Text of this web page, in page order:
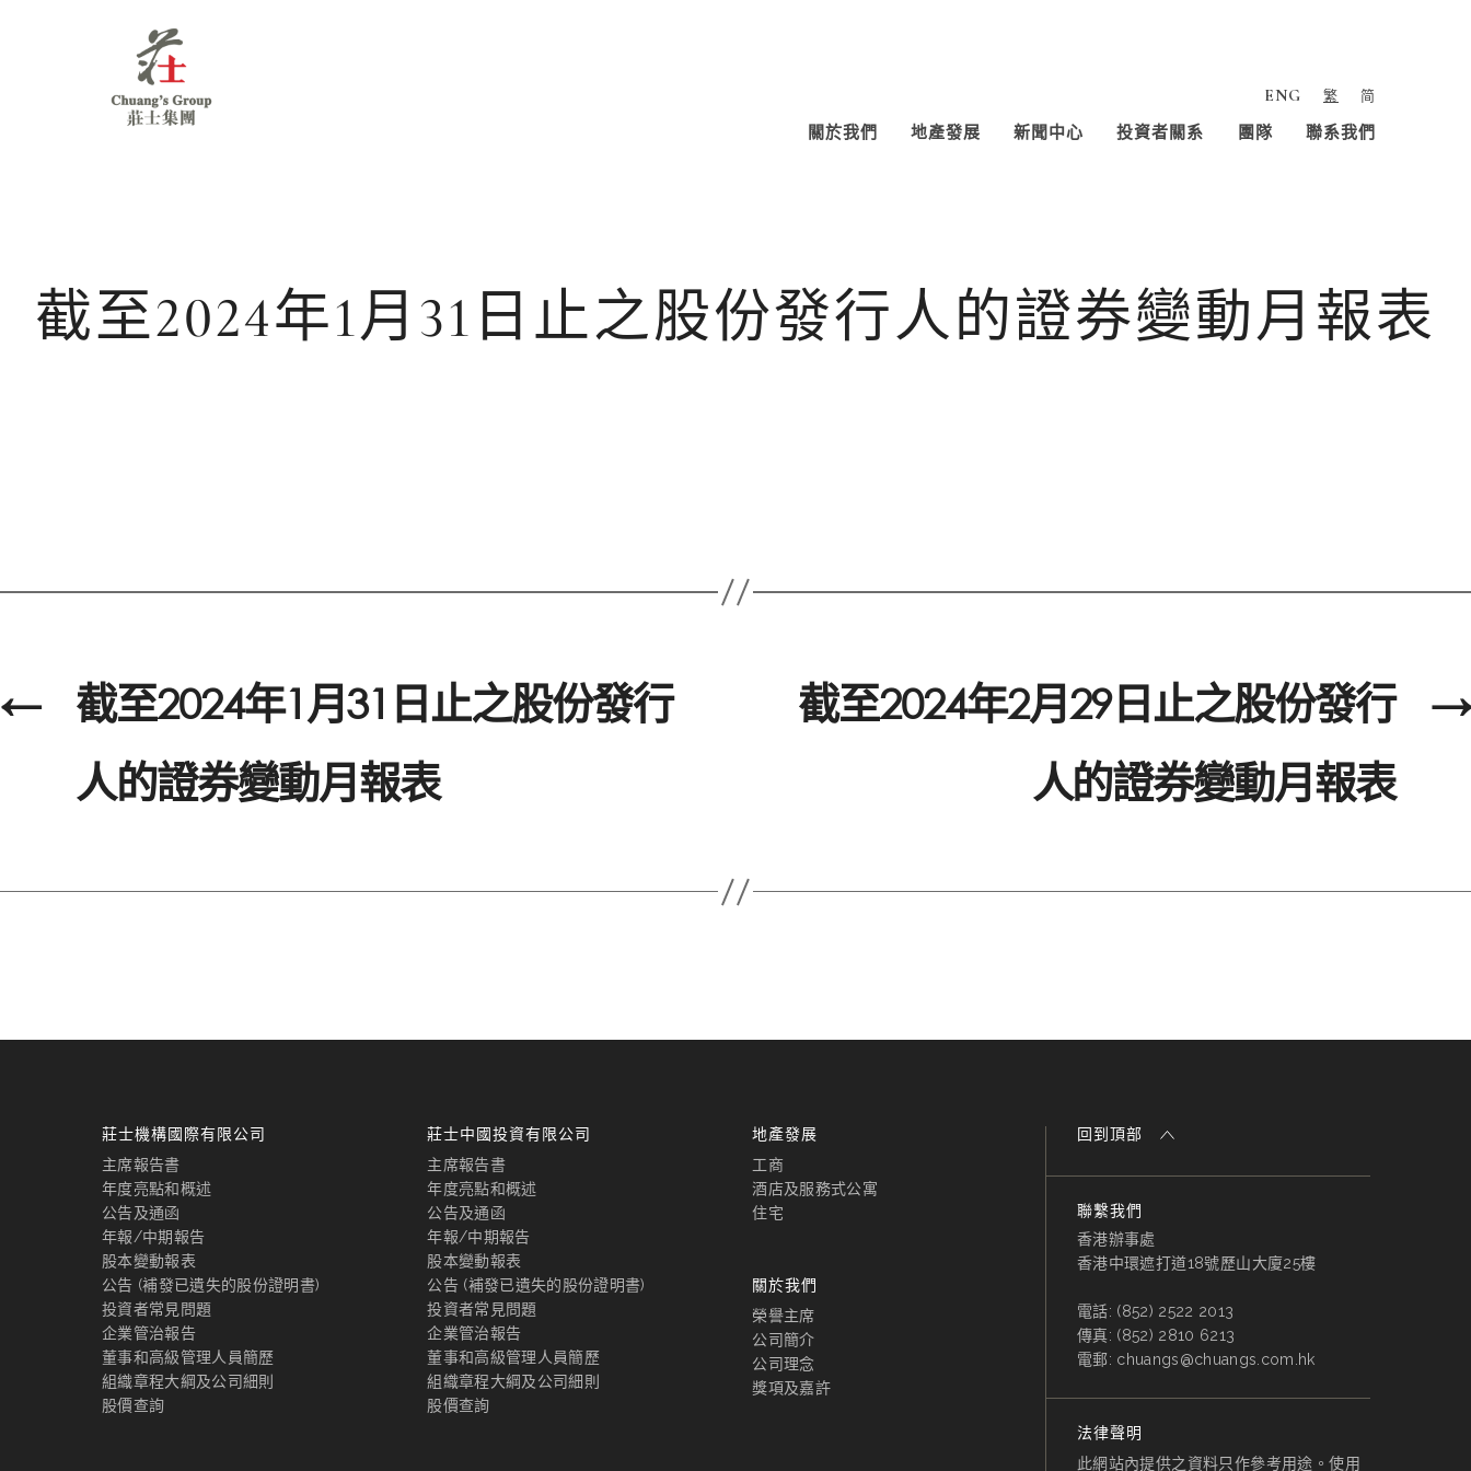
ENG 繁 简
關於我們 地產發展 新聞中心 投資者關系 團隊 聯系我們
截至2024年1月31日止之股份發行人的證券變動月報表
←
截至2024年1月31日止之股份發行
人的證券變動月報表
→
截至2024年2月29日止之股份發行
人的證券變動月報表
莊士機構國際有限公司
主席報告書
年度亮點和概述
公告及通函
年報/中期報告
股本變動報表
公告 (補發已遺失的股份證明書)
投資者常見問題
企業管治報告
董事和高級管理人員簡歷
組織章程大綱及公司細則
股價查詢
莊士中國投資有限公司
主席報告書
年度亮點和概述
公告及通函
年報/中期報告
股本變動報表
公告 (補發已遺失的股份證明書)
投資者常見問題
企業管治報告
董事和高級管理人員簡歷
組織章程大綱及公司細則
股價查詢
地產發展
工商
酒店及服務式公寓
住宅
關於我們
榮譽主席
公司簡介
公司理念
獎項及嘉許
回到頂部
聯繫我們
香港辦事處
香港中環遮打道18號歷山大廈25樓
電話: (852) 2522 2013
傳真: (852) 2810 6213
電郵: chuangs@chuangs.com.hk
法律聲明
此網站內提供之資料只作參考用途。使用